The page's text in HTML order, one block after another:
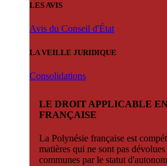
LES AVIS
Avis du Conseil d'État
LA VEILLE JURIDIQUE
Consolidations
LE DROIT APPLICABLE
FRANÇAISE
La Polynésie française est
matières qui ne sont pas
communes par le statut